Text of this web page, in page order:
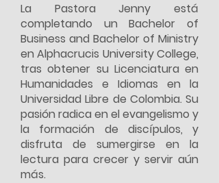
La Pastora Jenny está
completando un Bachelor of
Business and Bachelor of Ministry
en Alphacrucis University College,
tras obtener su Licenciatura en
Humanidades e Idiomas en la
Universidad Libre de Colombia. Su
pasión radica en el evangelismo y
la formación de discípulos, y
disfruta de sumergirse en la
lectura para crecer y servir aún
más.